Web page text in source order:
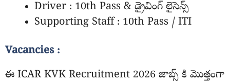
Driver : 10th Pass & డ్రైవింగ్ లైసెన్స్
Supporting Staff : 10th Pass / ITI
Vacancies :
ఈ ICAR KVK Recruitment 2026 జాబ్స్ కి మొత్తంగా